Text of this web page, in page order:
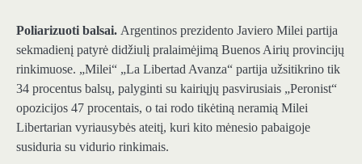
Poliarizuoti balsai. Argentinos prezidento Javiero Milei partija
sekmadienį patyrė didžiulį pralaimėjimą Buenos Airių provincijų
rinkimuose. „Milei“ „La Libertad Avanza“ partija užsitikrino tik
34 procentus balsų, palyginti su kairiųjų pasvirusiais „Peronist“
opozicijos 47 procentais, o tai rodo tikėtiną neramią Milei
Libertarian vyriausybės ateitį, kuri kito mėnesio pabaigoje
susiduria su vidurio rinkimais.